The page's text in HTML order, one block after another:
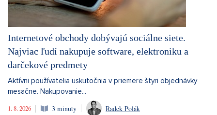
Internetové obchody dobývajú sociálne siete.
Najviac ľudí nakupuje software, elektroniku a
darčekové predmety
Aktívni používatelia uskutočnia v priemere štyri objednávky
mesačne. Nakupovanie...
1. 8. 2026
3 minuty Radek Polák